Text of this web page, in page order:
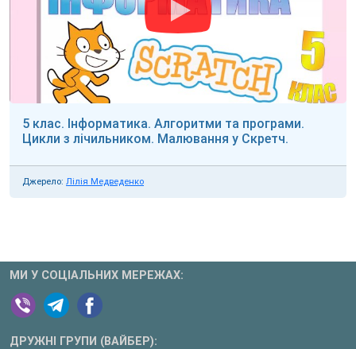
5 клас. Інформатика. Алгоритми та програми.
Цикли з лічильником. Малювання у Скретч.
Джерело: Лілія Медведенко
МИ У СОЦІАЛЬНИХ МЕРЕЖАХ:
ДРУЖНІ ГРУПИ (ВАЙБЕР):